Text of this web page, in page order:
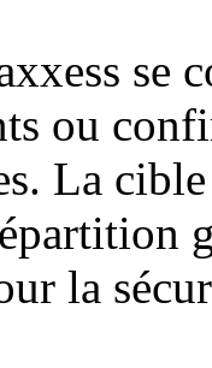
se
ou
La
la